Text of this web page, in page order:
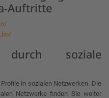
Auftritte
durch soziale
in sozialen Netzwerken. Die
Netzwerke finden Sie weiter